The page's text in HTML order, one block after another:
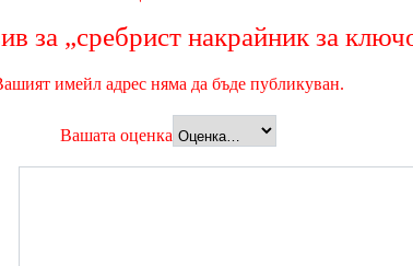
за „сребрист накрайник за
имейл адрес няма да бъде публикуван.
Вашата оценка